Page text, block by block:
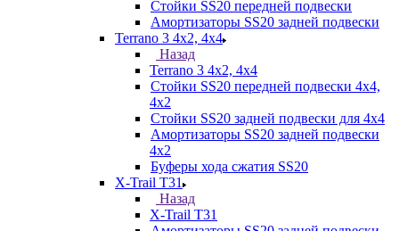
Стойки SS20 передней подвески
Амортизаторы SS20 задней подвески
Terrano 3 4х2, 4х4
Назад
Terrano 3 4х2, 4х4
Стойки SS20 передней подвески 4х4,
4x2
Стойки SS20 задней подвески для 4х4
Амортизаторы SS20 задней подвески
4х2
Буферы хода сжатия SS20
X-Trail T31
Назад
X-Trail T31